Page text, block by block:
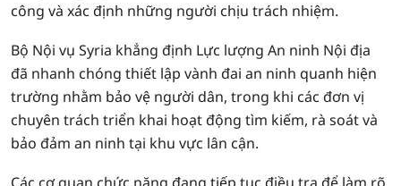
công và xác định những người chịu trách nhiệm.
Bộ Nội vụ Syria khẳng định Lực lượng An ninh Nội địa
đã nhanh chóng thiết lập vành đai an ninh quanh hiện
trường nhằm bảo vệ người dân, trong khi các đơn vị
chuyên trách triển khai hoạt động tìm kiếm, rà soát và
bảo đảm an ninh tại khu vực lân cận.